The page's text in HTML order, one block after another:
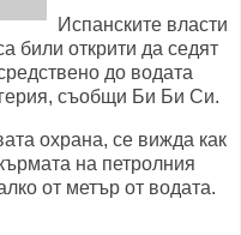
Испанските власти
били открити да седят
до водата
съобщи Би Би Си.
охрана, се вижда как
на петролния
от метър от водата.